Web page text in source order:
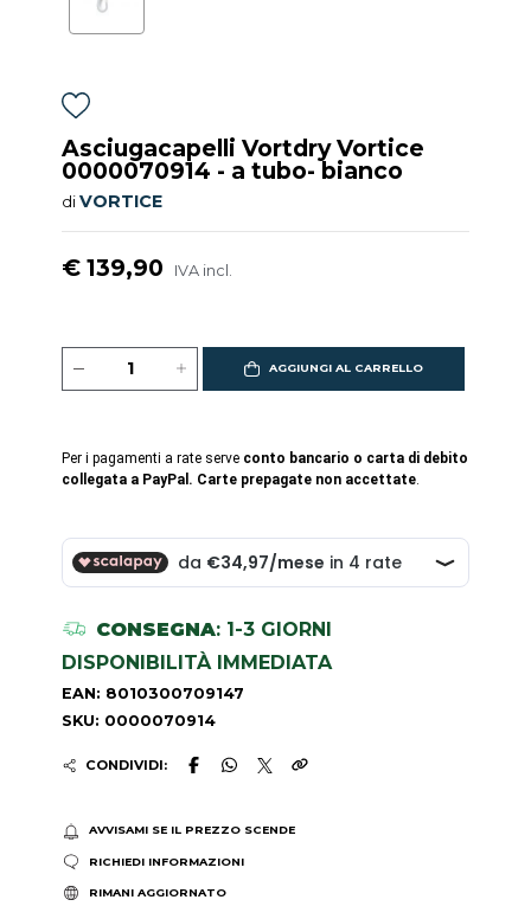
Asciugacapelli Vortdry Vortice
0000070914 - a tubo- bianco
diVORTICE
€ 139,90 IVA incl.
AGGIUNGI AL CARRELLO
Per i pagamenti a rate serve conto bancario o carta di debito
collegata a PayPal. Carte prepagate non accettate.
CONSEGNA: 1-3 GIORNI
DISPONIBILITÀ IMMEDIATA
EAN: 8010300709147
SKU: 0000070914
CONDIVIDI:
AVVISAMI SE IL PREZZO SCENDE
RICHIEDI INFORMAZIONI
RIMANI AGGIORNATO